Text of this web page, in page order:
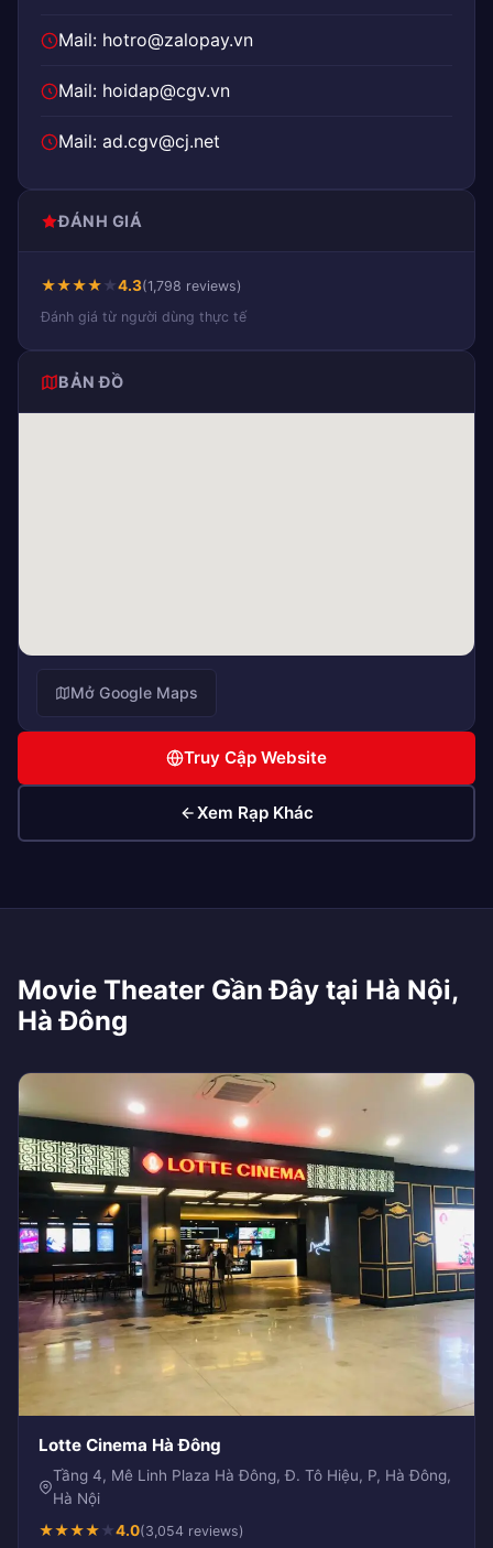
Mail: hotro@zalopay.vn
Mail: hoidap@cgv.vn
Mail: ad.cgv@cj.net
ĐÁNH GIÁ
★★★★★4.3(1,798 reviews)
Đánh giá từ người dùng thực tế
BẢN ĐỒ
Mở Google Maps
Truy Cập Website
Xem Rạp Khác
Movie Theater Gần Đây tại Hà Nội,
Hà Đông
Lotte Cinema Hà Đông
Tầng 4, Mê Linh Plaza Hà Đông, Đ. Tô Hiệu, P, Hà Đông,
Hà Nội
★★★★★4.0(3,054 reviews)